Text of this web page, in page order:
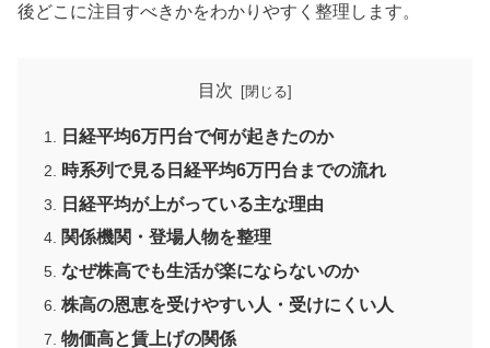
後どこに注目すべきかをわかりやすく整理します。
目次
日経平均6万円台で何が起きたのか
時系列で見る日経平均6万円台までの流れ
日経平均が上がっている主な理由
関係機関・登場人物を整理
なぜ株高でも生活が楽にならないのか
株高の恩恵を受けやすい人・受けにくい人
物価高と賃上げの関係